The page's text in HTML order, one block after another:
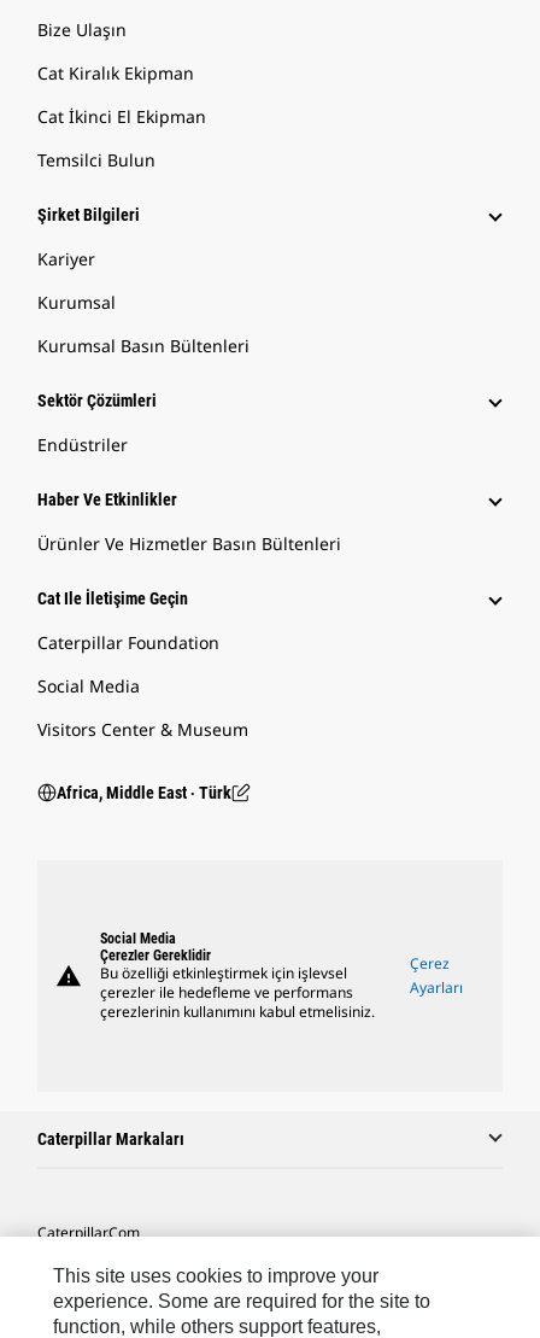
Bize Ulaşın
Cat Kiralık Ekipman
Cat İkinci El Ekipman
Temsilci Bulun
Şirket Bilgileri
Kariyer
Kurumsal
Kurumsal Basın Bültenleri
Sektör Çözümleri
Endüstriler
Haber Ve Etkinlikler
Ürünler Ve Hizmetler Basın Bültenleri
Cat Ile İletişime Geçin
Caterpillar Foundation
Social Media
Visitors Center & Museum
Africa, Middle East ‧ Türk
warning
Social Media
Çerezler Gereklidir
Bu özelliği etkinleştirmek için işlevsel
çerezler ile hedefleme ve performans
çerezlerinin kullanımını kabul etmelisiniz.
Çerez
Ayarları
Caterpillar Markaları
Caterpillar.com
Caterpillar Müşteri Hizmetleri Ve Iletişim
Site Haritası
This site uses cookies to improve your
experience. Some are required for the site to
function, while others support features,